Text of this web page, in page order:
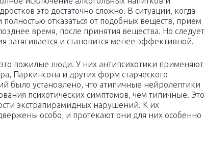
это достаточно сложно. В ситуации, когда
отказаться от подобных веществ, прием
время, после принятия вещества. Но следует
затягивается и становится менее эффективной.
это пожилые люди. У них антипсихотики применяют
Паркинсона и других форм старческого
было установлено, что атипичные нейролептики
психотических симптомов, чем типичные. Это
экстрапирамидных нарушений. К их
особо, и протекают они для них особенно